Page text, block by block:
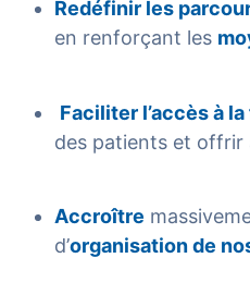
Redéfinir les
en renforçant les
Faciliter l’accès à
des patients et offrir
Accroître
d’organisation de